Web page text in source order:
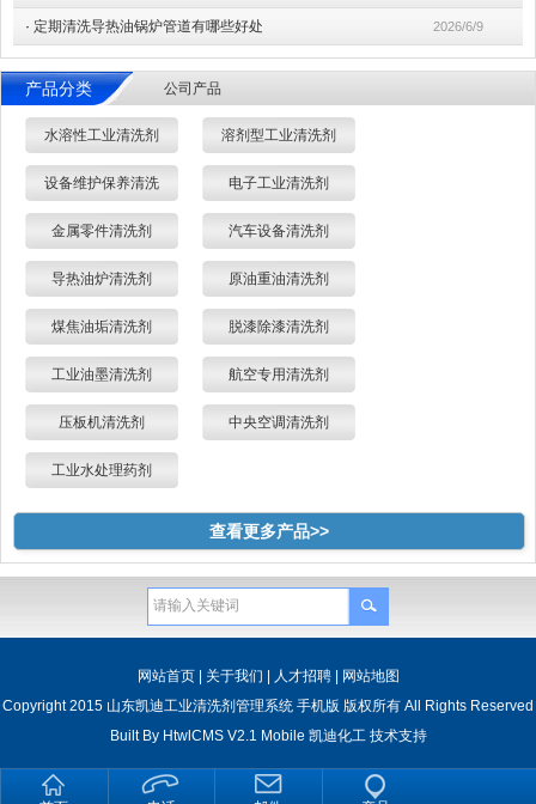
· 定期清洗导热油锅炉管道有哪些好处 2026/6/9
产品分类 公司产品
水溶性工业清洗剂 溶剂型工业清洗剂
设备维护保养清洗 电子工业清洗剂
金属零件清洗剂 汽车设备清洗剂
导热油炉清洗剂 原油重油清洗剂
煤焦油垢清洗剂 脱漆除漆清洗剂
工业油墨清洗剂 航空专用清洗剂
压板机清洗剂 中央空调清洗剂
工业水处理药剂
查看更多产品>>
网站首页| 关于我们 | 人才招聘| 网站地图
Copyright 2015 山东凯迪工业清洗剂管理系统 手机版 版权所有 All Rights Reserved
Built By HtwlCMS V2.1 Mobile 凯迪化工 技术支持